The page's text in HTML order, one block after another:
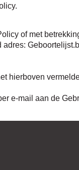
of met
hierboven
e-mail aan de